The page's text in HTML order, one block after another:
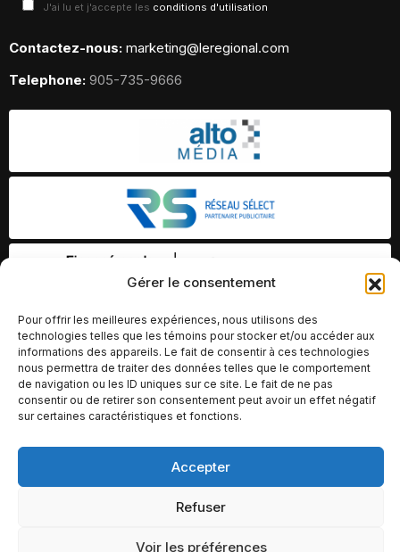
Gérer le consentement
Pour offrir les meilleures expériences, nous utilisons des
technologies telles que les témoins pour stocker et/ou accéder aux
informations des appareils. Le fait de consentir à ces technologies
nous permettra de traiter des données telles que le comportement
de navigation ou les ID uniques sur ce site. Le fait de ne pas
consentir ou de retirer son consentement peut avoir un effet négatif
sur certaines caractéristiques et fonctions.
Accepter
Refuser
Voir les préférences
J'ai lu et j'accepte les conditions d'utilisation
Contactez-nous: marketing@leregional.com
Telephone: 905-735-9666
© Copyright 2026 – Altomédia Inc |